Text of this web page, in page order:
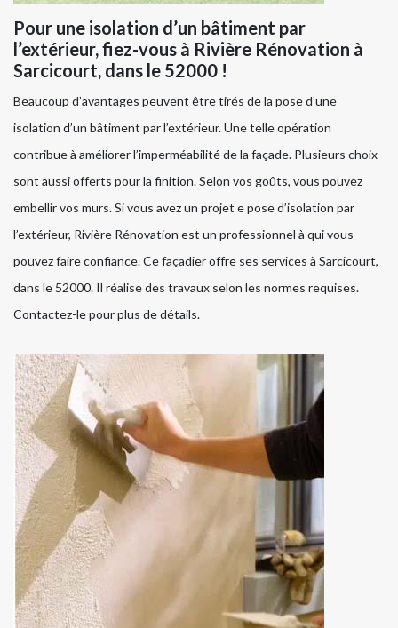
Pour une isolation d’un bâtiment par
l’extérieur, fiez-vous à Rivière Rénovation à
Sarcicourt, dans le 52000 !
Beaucoup d’avantages peuvent être tirés de la pose d’une
isolation d’un bâtiment par l’extérieur. Une telle opération
contribue à améliorer l’imperméabilité de la façade. Plusieurs choix
sont aussi offerts pour la finition. Selon vos goûts, vous pouvez
embellir vos murs. Si vous avez un projet e pose d’isolation par
l’extérieur, Rivière Rénovation est un professionnel à qui vous
pouvez faire confiance. Ce façadier offre ses services à Sarcicourt,
dans le 52000. Il réalise des travaux selon les normes requises.
Contactez-le pour plus de détails.